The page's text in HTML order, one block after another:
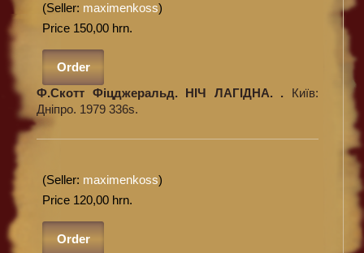
(Seller: maximenkoss)
Price 150,00 hrn.
Order
Ф.Скотт Фіцджеральд. НІЧ ЛАГІДНА. . Київ:
Дніпро. 1979 336s.
(Seller: maximenkoss)
Price 120,00 hrn.
Order